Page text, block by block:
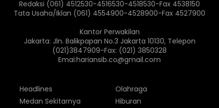
Redaksi (061) 4512530-4516530-4518530-Fax 4538150
Tata Usaha/Iklan (061) 4554900-4528900-Fax 4527900
Kantor Perwakilan
Jakarta: Jln. Balikpapan No.3 Jakarta 10130, Telepon
(021)3847909-Fax: (021) 3850328
Emai:hariansib.co@gmail.com
Headlines
Medan Sekitarnya
Olahraga
Hiburan